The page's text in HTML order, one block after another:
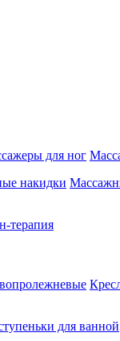
для ног
накидки
терапия
для ванной